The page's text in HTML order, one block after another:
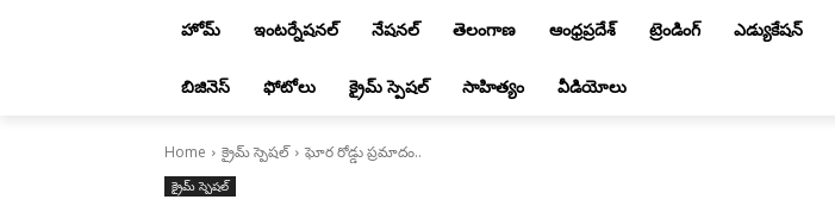
హోమ్ ఇంటర్నేషనల్ నేషనల్ తెలంగాణ ఆంధ్రప్రదేశ్ ట్రెండింగ్‌ ఎడ్యుకేషన్
బిజినెస్ ఫోటోలు క్రైమ్ స్పెషల్ సాహిత్యం వీడియోలు
Home క్రైమ్ స్పెషల్ ఘోర రోడ్డు ప్రమాదం..
క్రైమ్ స్పెషల్